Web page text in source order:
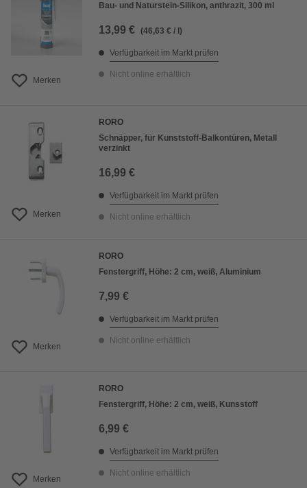
Merken
Bau- und Naturstein-Silikon, anthrazit, 300 ml
13,99 € (46,63 € / l)
Verfügbarkeit im Markt prüfen
Nicht online erhältlich
Merken
RORO
Schnäpper, für Kunststoff-Balkontüren, Metall
verzinkt
16,99 €
Verfügbarkeit im Markt prüfen
Nicht online erhältlich
Merken
RORO
Fenstergriff, Höhe: 2 cm, weiß, Aluminium
7,99 €
Verfügbarkeit im Markt prüfen
Nicht online erhältlich
Merken
RORO
Fenstergriff, Höhe: 2 cm, weiß, Kunsstoff
6,99 €
Verfügbarkeit im Markt prüfen
Nicht online erhältlich